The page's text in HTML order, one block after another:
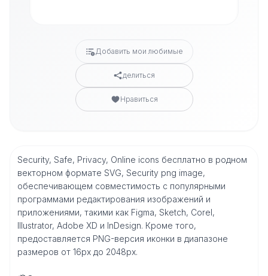
Добавить мои любимые
делиться
Нравиться
Security, Safe, Privacy, Online icons бесплатно в родном
векторном формате SVG, Security png image,
обеспечивающем совместимость с популярными
программами редактирования изображений и
приложениями, такими как Figma, Sketch, Corel,
Illustrator, Adobe XD и InDesign. Кроме того,
предоставляется PNG-версия иконки в диапазоне
размеров от 16px до 2048px.